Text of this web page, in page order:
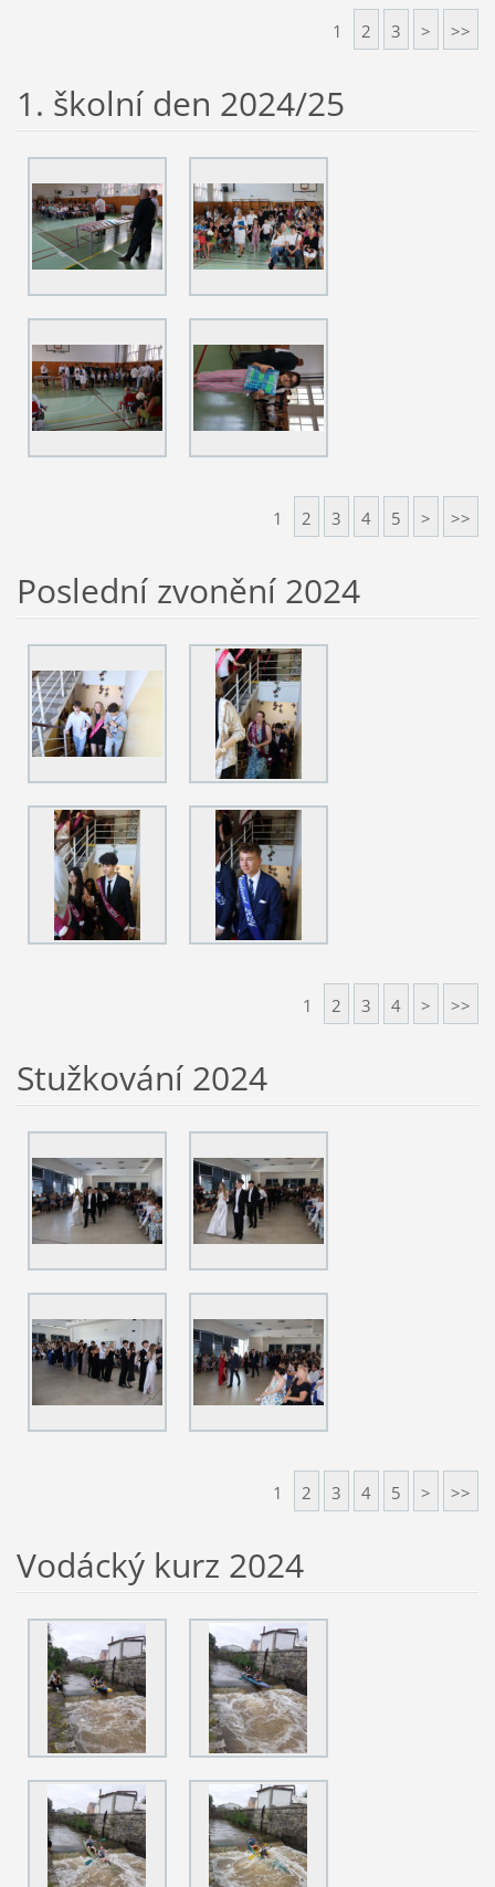
1 2 3 > >>
1. školní den 2024/25
1 2 3 4 5 > >>
Poslední zvonění 2024
1 2 3 4 > >>
Stužkování 2024
1 2 3 4 5 > >>
Vodácký kurz 2024